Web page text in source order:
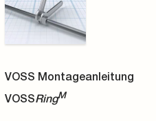
VOSS Montageanleitung
VOSSRingM